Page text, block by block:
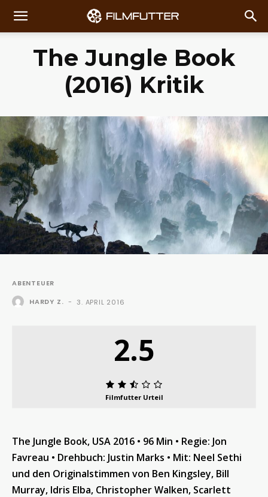
The Jungle Book
(2016) Kritik
ABENTEUER
HARDY Z. - 3. APRIL 2016
2.5
Filmfutter Urteil
The Jungle Book, USA 2016 • 96 Min • Regie: Jon
Favreau • Drehbuch: Justin Marks • Mit: Neel Sethi
und den Originalstimmen von Ben Kingsley, Bill
Murray, Idris Elba, Christopher Walken, Scarlett